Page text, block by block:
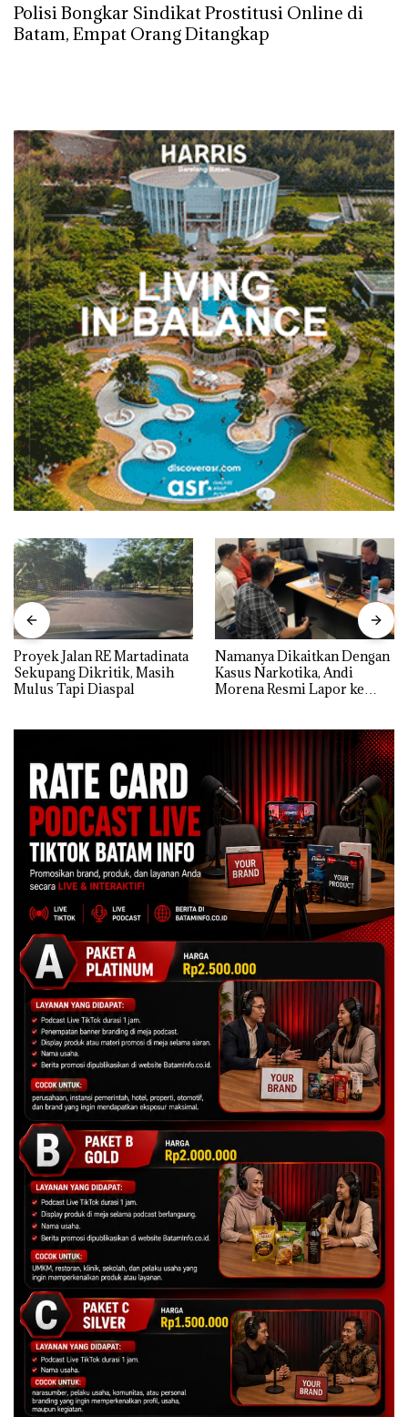
Polisi Bongkar Sindikat Prostitusi Online di
Batam, Empat Orang Ditangkap
Proyek Jalan RE Martadinata
Sekupang Dikritik, Masih
Mulus Tapi Diaspal
Namanya Dikaitkan Dengan
Kasus Narkotika, Andi
Morena Resmi Lapor ke